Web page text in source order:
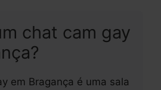
chat cam gay
em Bragança é uma sala